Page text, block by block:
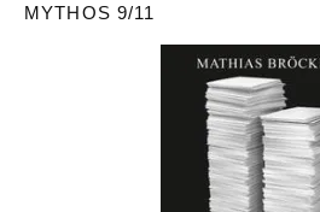
MYTHOS 9/11